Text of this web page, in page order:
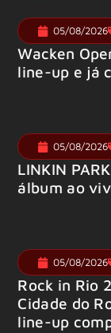
05/08/2026
Wacken
line-up e já
05/08/2026
LINKIN
álbum ao
05/08/2026
Rock in Rio
Cidade do
line-up